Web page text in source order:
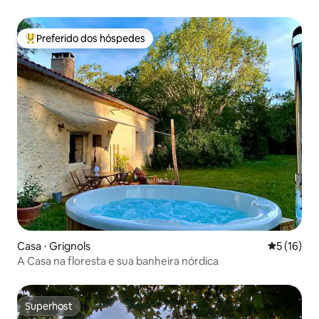
Entre os melhores preferidos dos hóspedes
Preferido dos hóspedes
Casa ⋅ Grignols 5 de uma
5 (16)
A Casa na floresta e sua banheira nórdica
Superhost
Superhost